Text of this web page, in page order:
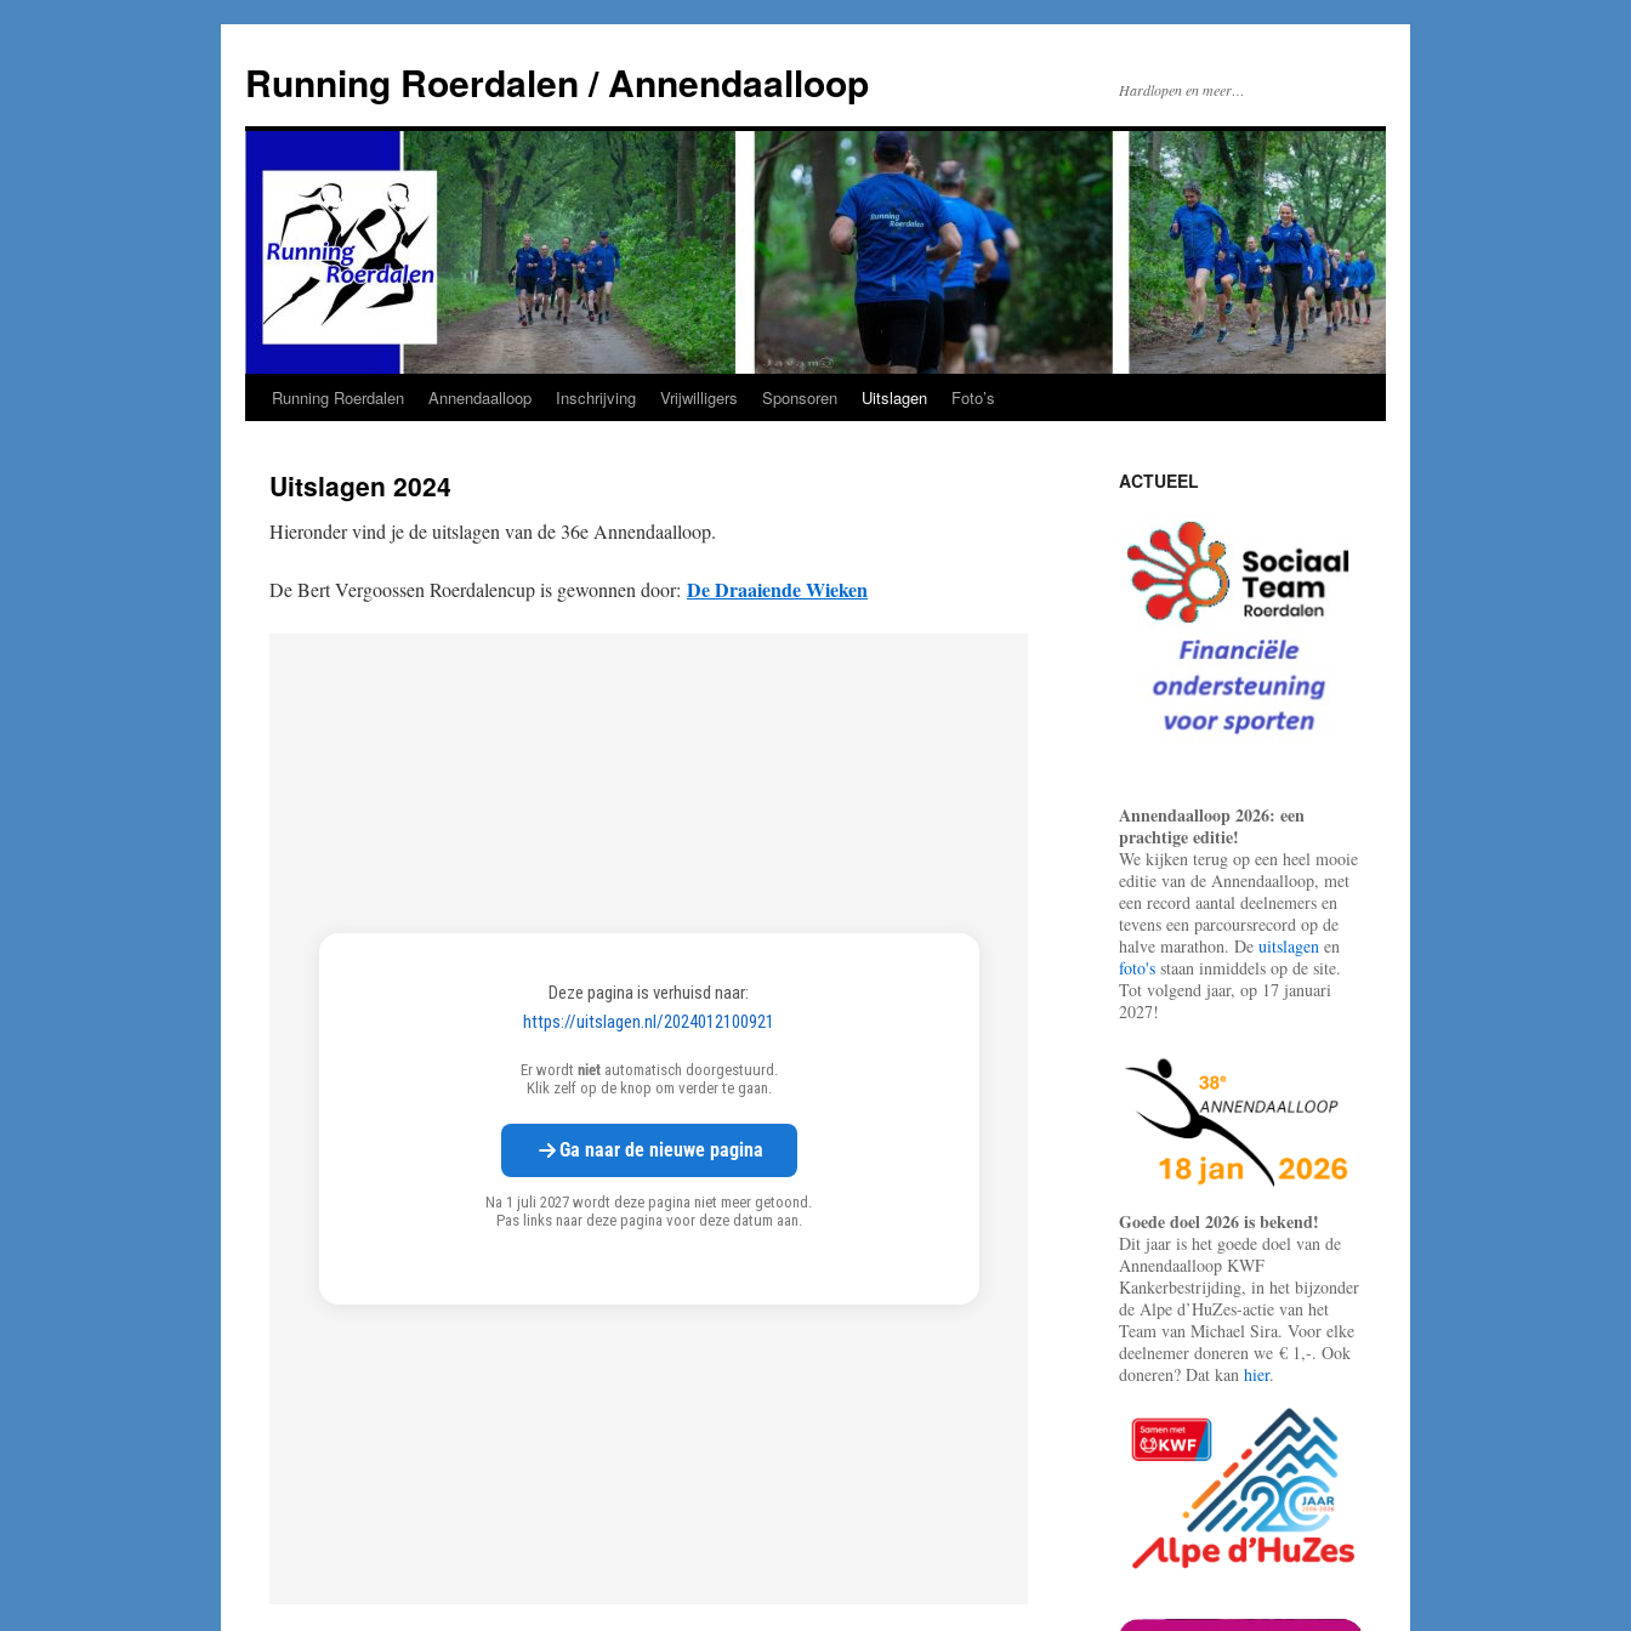
Running Roerdalen / Annendaalloop Hardlopen en meer…
inhoud
Running Roerdalen Annendaalloop Inschrijving Vrijwilligers Sponsoren Uitslagen Foto’s
Uitslagen 2024
Hieronder vind je de uitslagen van de 36e Annendaalloop.
De Bert Vergoossen Roerdalencup is gewonnen door: De Draaiende Wieken
ACTUEEL
Annendaalloop 2026: een
prachtige editie!
We kijken terug op een heel mooie
editie van de Annendaalloop, met
een record aantal deelnemers en
tevens een parcoursrecord op de
halve marathon. De uitslagen en
foto's staan inmiddels op de site.
Tot volgend jaar, op 17 januari
2027!
Goede doel 2026 is bekend!
Dit jaar is het goede doel van de
Annendaalloop KWF
Kankerbestrijding, in het bijzonder
de Alpe d’HuZes-actie van het
Team van Michael Sira. Voor elke
deelnemer doneren we € 1,-. Ook
doneren? Dat kan hier.